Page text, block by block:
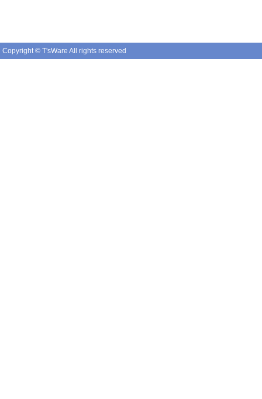
Copyright © T'sWare All rights reserved